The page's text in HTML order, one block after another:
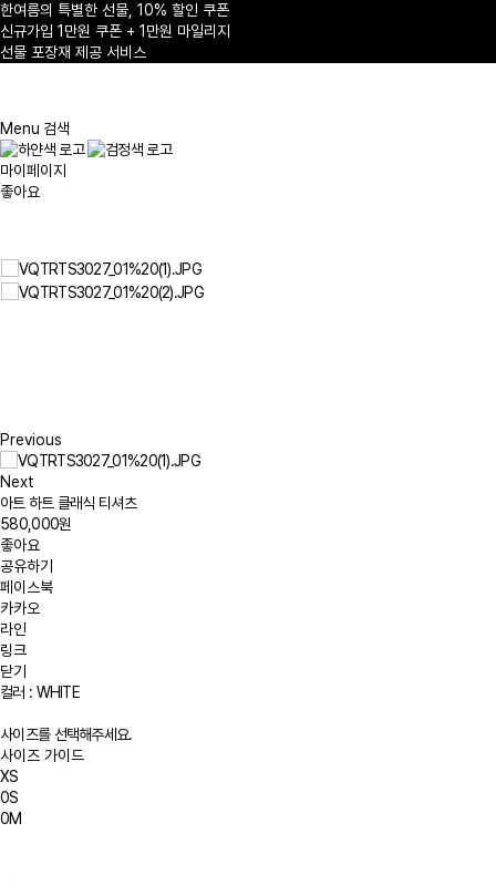
한여름의 특별한 선물, 10% 할인 쿠폰
신규가입 1만원 쿠폰 + 1만원 마일리지
선물 포장재 제공 서비스
Menu 검색
마이페이지
좋아요
Previous
Next
아트 하트 클래식 티셔츠
580,000원
좋아요
공유하기
페이스북
카카오
라인
링크
닫기
컬러 : WHITE
사이즈를 선택해주세요.
사이즈 가이드
XS
0S
0M